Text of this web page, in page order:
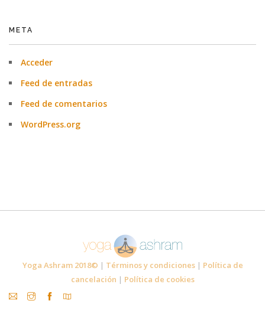
META
Acceder
Feed de entradas
Feed de comentarios
WordPress.org
Yoga Ashram 2018© | Términos y condiciones| Política de
cancelación | Política de cookies